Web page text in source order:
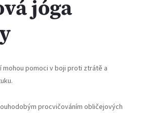
jóga
pomoci v boji proti ztrátě a
procvičováním obličejových